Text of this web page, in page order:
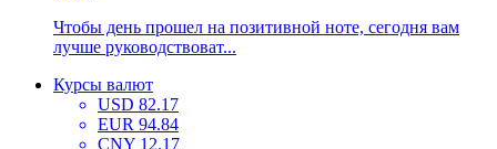
Чтобы день прошел на позитивной ноте, сегодня вам
лучше руководствоват...
Курсы валют
USD 82.17
EUR 94.84
CNY 12.17